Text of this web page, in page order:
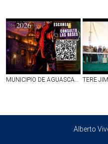
MUNICIPIO DE AGUASCALIENTES ABRE CONVOCATORIA PARA EL ESPECTÁCULO «MITOS Y LEYENDAS 2026»
Alberto